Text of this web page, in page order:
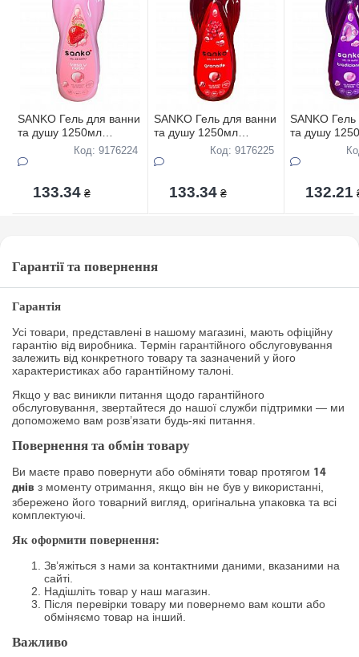
SANKO Гель для ванни
та душу 1250мл
Вершки і Полуниця
Код: 9176224
133.34 ₴
SANKO Гель для ванни
та душу 1250мл
ГранатовийКод: 9176225
133.34 ₴
SANKO
та душу
Традиційний
132.21
Гарантії та повернення
Гарантія
Усі товари, представлені в нашому магазині, мають офіційну
гарантію від виробника. Термін гарантійного обслуговування
залежить від конкретного товару та зазначений у його
характеристиках або гарантійному талоні.
Якщо у вас виникли питання щодо гарантійного
обслуговування, звертайтеся до нашої служби підтримки — ми
допоможемо вам розв’язати будь-які питання.
Повернення та обмін товару
Ви маєте право повернути або обміняти товар протягом 14
днів з моменту отримання, якщо він не був у використанні,
збережено його товарний вигляд, оригінальна упаковка та всі
комплектуючі.
Як оформити повернення:
Зв’яжіться з нами за контактними даними, вказаними на
сайті.
Надішліть товар у наш магазин.
Після перевірки товару ми повернемо вам кошти або
обміняємо товар на інший.
Важливо